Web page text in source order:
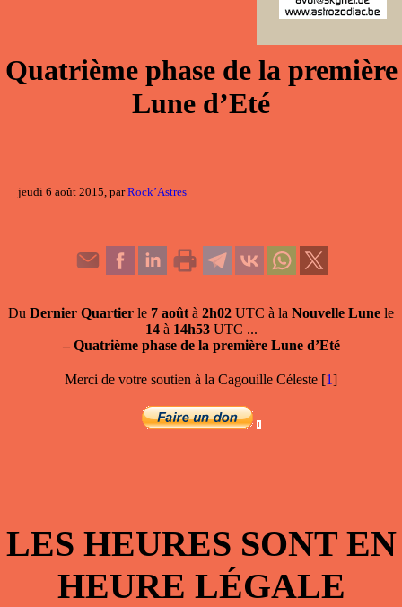
Quatrième phase de la première
Lune d’Eté
jeudi 6 août 2015, parRock’Astres
Du Dernier Quartier le 7 août à 2h02 UTC à la Nouvelle Lune le
14 à 14h53UTC ...
– Quatrième phase de la première Lune d’Eté
Merci de votre soutien à la Cagouille Céleste [1]
LES HEURES SONT EN
HEURE LÉGALE